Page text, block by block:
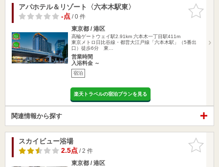
お気に入
りに追加
アパホテル＆リゾート〈六本木駅東〉
-点/ 0 件
東京都 / 港区
高輪ゲートウェイ駅2.91km 六本木一丁目駅411m
東京メトロ日比谷線・都営大江戸線「六本木駅」（5番出
口）徒歩6分 東…
営業時間
入浴料金 ～
宿泊
楽天トラベルの宿泊プランを見る
関連情報から探す
お気に入
りに追加
スカイビュー浴場
2.5点/ 2 件
東京都 / 港区